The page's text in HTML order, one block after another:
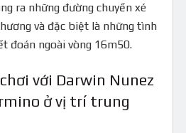
ra những đường chuyền xé
và đặc biệt là những tình
đoán ngoài vòng 16m50.
với Darwin Nunez
ở vị trí trung